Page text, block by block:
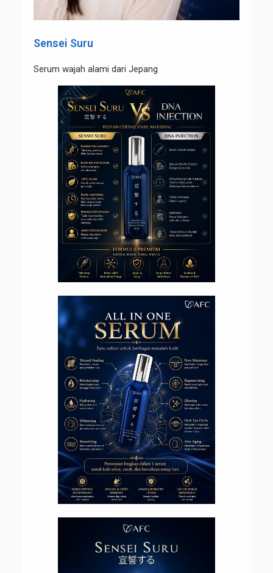
Sensei Suru
Serum wajah alami dari Jepang